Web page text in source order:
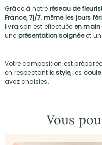
Grâce à notre réseau de
France, 7j/7, même les jours
livraison est effectuée en main
une présentation soignéeet
Votre composition est
en respectant lestyle, les
avez choisies.
Vous